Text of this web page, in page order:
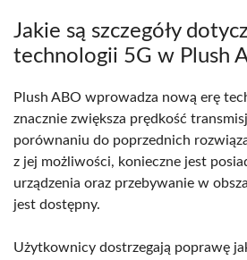
Jakie są szczegóły
technologii 5G w Plush
Plush ABO wprowadza nową erę
znacznie zwiększa prędkość
porównaniu do poprzednich
z jej możliwości, konieczne jest
urządzenia oraz przebywanie w
jest dostępny.
Użytkownicy dostrzegają poprawę